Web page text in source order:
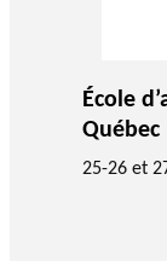
École
Québec
25-26 et